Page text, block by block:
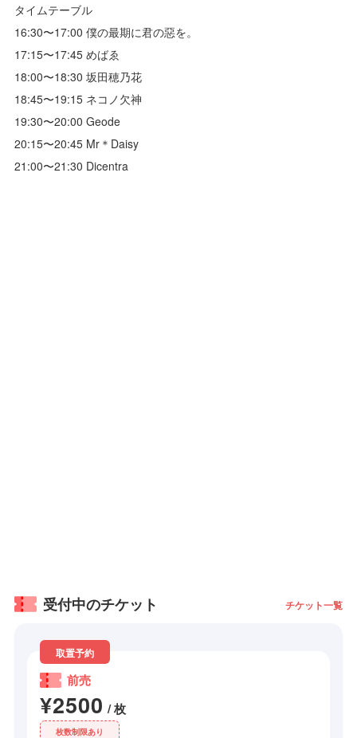
タイムテーブル
16:30〜17:00 僕の最期に君の惡を。
17:15〜17:45 めばゑ
18:00〜18:30 坂田穂乃花
18:45〜19:15 ネコノ欠神
19:30〜20:00 Geode
20:15〜20:45 Mr＊Daisy
21:00〜21:30 Dicentra
受付中のチケット チケット一覧
取置予約
前売
¥2500 / 枚
枚数制限あり